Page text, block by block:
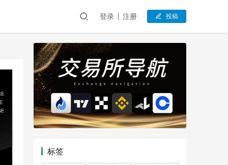
登录 注册 投稿
标签